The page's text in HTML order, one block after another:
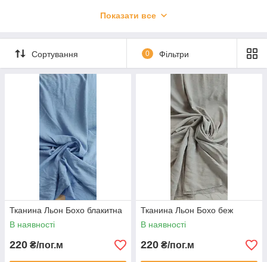
розгляді неважко зрозуміти, що це зовсім інше полотно.
Речі в стилі бохо відрізняються легкістю
та комфортом — більшість моделей шиються
з натуральних тканин, що дихають, і мають вільний крій.
Показати все
Сортування 0 Фільтри
Тканина Льон Бохо блакитна
В наявності
220 ₴/пог.м
Тканина Льон Бохо беж
В наявності
220 ₴/пог.м